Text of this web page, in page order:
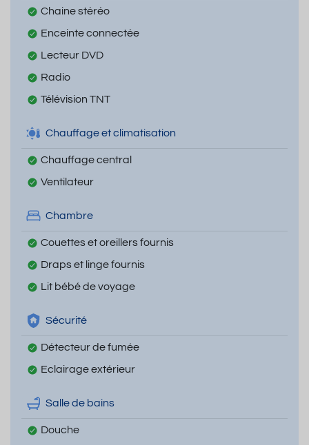
Chaine stéréo
Enceinte connectée
Lecteur DVD
Radio
Télévision TNT
Chauffage et climatisation
Chauffage central
Ventilateur
Chambre
Couettes et oreillers fournis
Draps et linge fournis
Lit bébé de voyage
Sécurité
Détecteur de fumée
Eclairage extérieur
Salle de bains
Douche